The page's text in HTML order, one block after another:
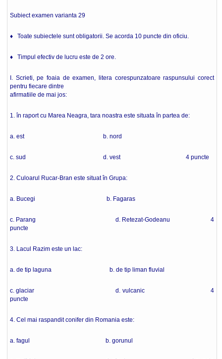
Subiect examen varianta 29
♦ Toate subiectele sunt obligatorii. Se acorda 10 puncte din oficiu.
♦ Timpul efectiv de lucru este de 2 ore.
I. Scrieti, pe foaia de examen, litera corespunzatoare raspunsului corect
pentru fiecare dintre
afirmatiile de mai jos:
1. în raport cu Marea Neagra, tara noastra este situata în partea de:
a. est b. nord
c. sud d. vest 4 puncte
2. Culoarul Rucar-Bran este situat în Grupa:
a. Bucegi b. Fagaras
c. Parang d. Retezat-Godeanu 4
puncte
3. Lacul Razim este un lac:
a. de tip laguna b. de tip liman fluvial
c. glaciar d. vulcanic 4
puncte
4. Cel mai raspandit conifer din Romania este:
a. fagul b. gorunul